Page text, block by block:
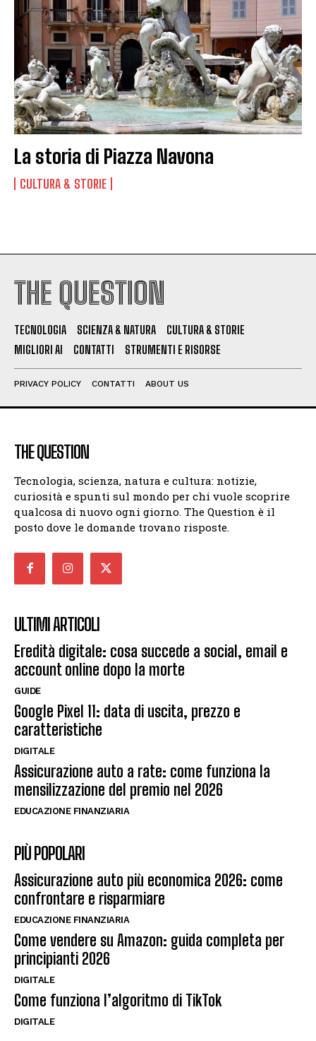
La storia di Piazza Navona
CULTURA & STORIE
THE QUESTION
TECNOLOGIA SCIENZA & NATURA
CULTURA & STORIE
MIGLIORI AI
CONTATTI STRUMENTI E RISORSE
PRIVACY POLICY CONTATTI ABOUT US
THE QUESTION
Tecnologia, scienza, natura e cultura: notizie,
curiosità e spunti sul mondo per chi vuole scoprire
qualcosa di nuovo ogni giorno. The Question è il
posto dove le domande trovano risposte.
ULTIMI ARTICOLI
Eredità digitale: cosa succede a social, email e
account online dopo la morte
GUIDE
Google Pixel 11: data di uscita, prezzo e
caratteristiche
DIGITALE
Assicurazione auto a rate: come funziona la
mensilizzazione del premio nel 2026
EDUCAZIONE FINANZIARIA
PIÙ POPOLARI
Assicurazione auto più economica 2026: come
confrontare e risparmiare
EDUCAZIONE FINANZIARIA
Come vendere su Amazon: guida completa per
principianti 2026
DIGITALE
Come funziona l’algoritmo di TikTok
DIGITALE